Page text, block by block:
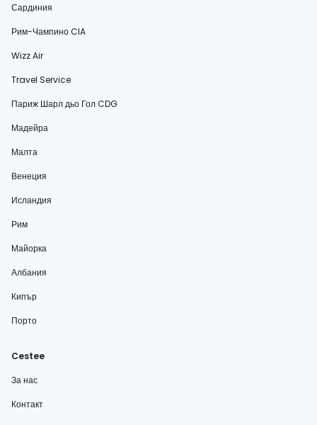
Сардиния
Рим-Чампино CIA
Wizz Air
Travel Service
Париж Шарл дьо Гол CDG
Мадейра
Малта
Венеция
Исландия
Рим
Майорка
Албания
Кипър
Порто
Cestee
За нас
Контакт